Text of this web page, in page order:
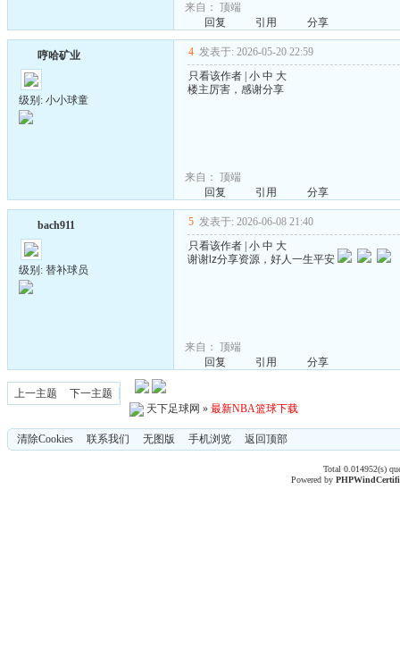
来自： 顶端
回复
引用 分享
哼哈矿业
级别: 小小球童
4 发表于: 2026-05-20 22:59
只看该作者 小 中 大
楼主厉害，感谢分享
来自： 顶端
回复
引用 分享
bach911
级别: 替补球员
5 发表于: 2026-06-08 21:40
只看该作者 小 中 大
谢谢lz分享资源，好人一生平安
来自： 顶端
回复
引用 分享
上一主题
下一主题
天下足球网 » 最新NBA篮球下载
清除Cookies 联系我们 无图版 手机浏览 返回顶部
Total 0.014952(s)
Powered byPHPWind